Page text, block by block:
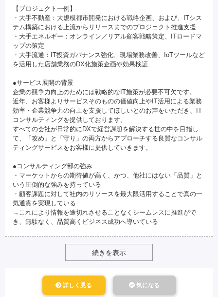
【プロジェクト一例】
・大手不動産：大規模都市開発における戦略企画、および、ITシス
テム構築における上流からリリースまでのプロジェクト推進支援
・大手エネルギー：オンライン／リアル顧客戦略策定、ITロードマ
ップの策定
・大手流通：IT投資ガバナンス強化、現場業務改善、IoTツールなど
を活用した店舗業務のDX化施策企画や効果検証
●サービス展開の背景
企業の競争力向上のためには戦略的なIT施策が必要不可欠です。
近年、お客様よりサービスそのものの価値向上やIT活用による業務
効率・企業競争力の向上を支援してほしいとのお声をいただき、IT
コンサルティングを提供しております。
すべての会社が日常的にDXで経営課題を解決する世の中を目指し
て、「攻め」と「守り」の両方からアプローチする良質なコンサル
ティングサービスをお客様に提供していきます。
●コンサルティング部の強み
・マーケットからの期待値が高く、かつ、他社にはない「品質」と
いう圧倒的な強みを持っている
・顧客課題に対して社内のリソースを最大限活用することで真の一
気通貫を実現している
→これにより情報を途切れさせることなくシームレスに推進がで
き、無駄なく、品質高くビジネス成功へ導いている
続きを表示
詳しく見る 気になる